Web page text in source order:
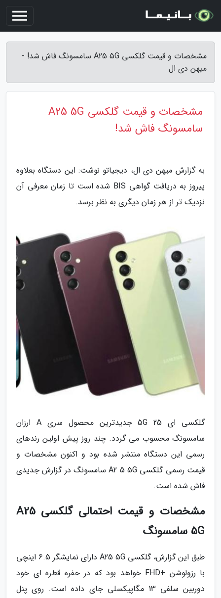
مشخصات و قیمت گلکسی A25 5G سامسونگ فاش شد! -
میهن دی ال
مشخصات و قیمت گلکسی A25 5G
سامسونگ فاش شد!
به گزارش میهن دی ال، دیجیاتو نوشت: این دستگاه بعلاوه
پیروز به دریافت گواهی BIS شده است تا زمان معرفی آن
نزدیک تر از هر زمان دیگری به نظر برسد.
گلکسی ای 25 5G جدیدترین محصول سری A ارزان
سامسونگ محسوب می گردد. چند روز پیش اولین رندهای
رسمی این دستگاه منتشر شده بود و اکنون مشخصات و
قیمت رسمی گلکسی A2 5 5G سامسونگ در گزارش جدیدی
فاش شده است.
مشخصات و قیمت احتمالی گلکسی A25
5G سامسونگ
طبق این گزارش، گلکسی A25 5G دارای نمایشگر 6.5 اینچی
با رزولوشن +FHD خواهد بود که در حفره قطره ای خود
دوربین سلفی 13 مگاپیکسلی جای داده است. روی پنل